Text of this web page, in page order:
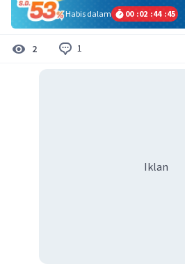
Habis dalam
00 :02 :44 :45
2 1
Iklan